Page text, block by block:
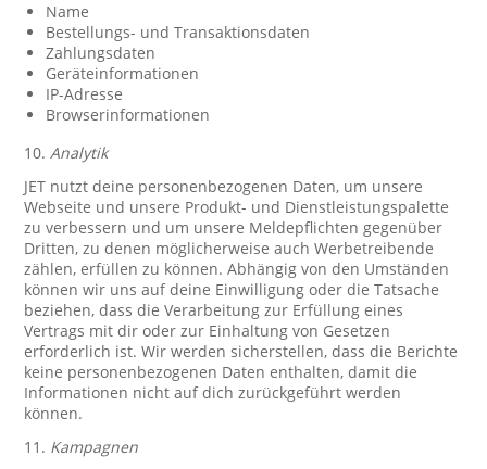
Name
Bestellungs- und Transaktionsdaten
Zahlungsdaten
Geräteinformationen
IP-Adresse
Browserinformationen
10.Analytik
JET nutzt deine personenbezogenen Daten, um unsere
Webseite und unsere Produkt- und Dienstleistungspalette
zu verbessern und um unsere Meldepflichten gegenüber
Dritten, zu denen möglicherweise auch Werbetreibende
zählen, erfüllen zu können. Abhängig von den Umständen
können wir uns auf deine Einwilligung oder die Tatsache
beziehen, dass die Verarbeitung zur Erfüllung eines
Vertrags mit dir oder zur Einhaltung von Gesetzen
erforderlich ist. Wir werden sicherstellen, dass die Berichte
keine personenbezogenen Daten enthalten, damit die
Informationen nicht auf dich zurückgeführt werden
können.
11. Kampagnen